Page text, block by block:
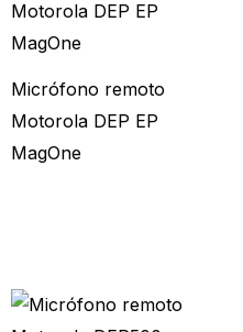
Micrófono remoto
Motorola DEP EP
MagOne